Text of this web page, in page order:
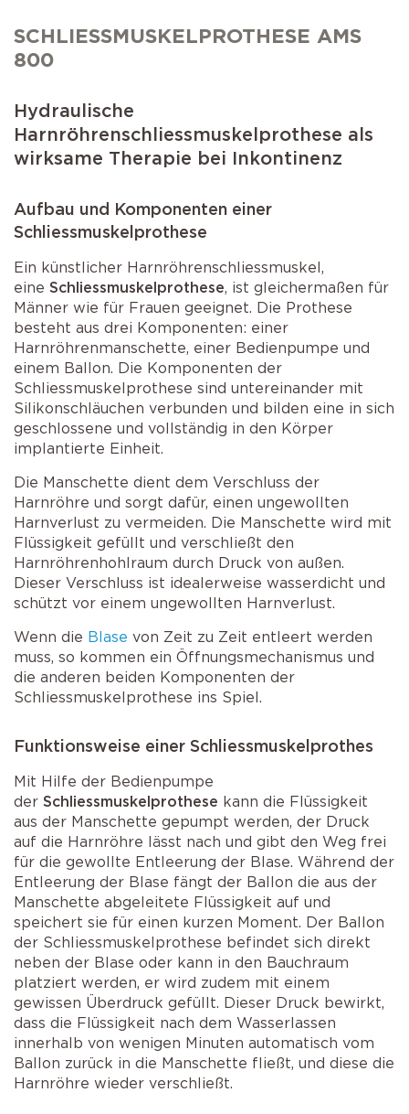
SCHLIESSMUSKELPROTHESE AMS
800
Hydraulische
Harnröhrenschliessmuskelprothese als
wirksame Therapie bei Inkontinenz
Aufbau und Komponenten einer
Schliessmuskelprothese
Ein künstlicher Harnröhrenschliessmuskel,
eine Schliessmuskelprothese , ist gleichermaßen für
Männer wie für Frauen geeignet. Die Prothese
besteht aus drei Komponenten: einer
Harnröhrenmanschette, einer Bedienpumpe und
einem Ballon. Die Komponenten der
Schliessmuskelprothese sind untereinander mit
Silikonschläuchen verbunden und bilden eine in sich
geschlossene und vollständig in den Körper
implantierte Einheit.
Die Manschette dient dem Verschluss der
Harnröhre und sorgt dafür, einen ungewollten
Harnverlust zu vermeiden. Die Manschette wird mit
Flüssigkeit gefüllt und verschließt den
Harnröhrenhohlraum durch Druck von außen.
Dieser Verschluss ist idealerweise wasserdicht und
schützt vor einem ungewollten Harnverlust.
Wenn die Blase von Zeit zu Zeit entleert werden
muss, so kommen ein Öffnungsmechanismus und
die anderen beiden Komponenten der
Schliessmuskelprothese ins Spiel.
Funktionsweise einer Schliessmuskelprothes
Mit Hilfe der Bedienpumpe
der Schliessmuskelprothese kann die Flüssigkeit
aus der Manschette gepumpt werden, der Druck
auf die Harnröhre lässt nach und gibt den Weg frei
für die gewollte Entleerung der Blase. Während der
Entleerung der Blase fängt der Ballon die aus der
Manschette abgeleitete Flüssigkeit auf und
speichert sie für einen kurzen Moment. Der Ballon
der Schliessmuskelprothese befindet sich direkt
neben der Blase oder kann in den Bauchraum
platziert werden, er wird zudem mit einem
gewissen Überdruck gefüllt. Dieser Druck bewirkt,
dass die Flüssigkeit nach dem Wasserlassen
innerhalb von wenigen Minuten automatisch vom
Ballon zurück in die Manschette fließt, und diese die
Harnröhre wieder verschließt.
AMS 800 Schliessmuskelprothese
Schliessmuskelprothese
Operation bei Senkungen
Schlaganfall